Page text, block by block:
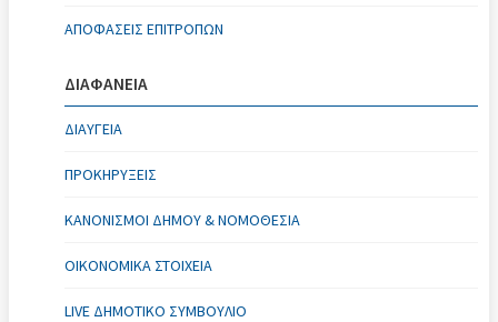
ΑΠΟΦΆΣΕΙΣ ΕΠΙΤΡΟΠΏΝ
ΔΙΑΦΑΝΕΙΑ
ΔΙΑΥΓΕΙΑ
ΠΡΟΚΗΡΥΞΕΙΣ
ΚΑΝΟΝΙΣΜΟΊ ΔΉΜΟΥ & ΝΟΜΟΘΕΣΊΑ
ΟΙΚΟΝΟΜΙΚΆ ΣΤΟΙΧΕΊΑ
LIVE ΔΗΜΟΤΙΚΟ ΣΥΜΒΟΥΛΙΟ